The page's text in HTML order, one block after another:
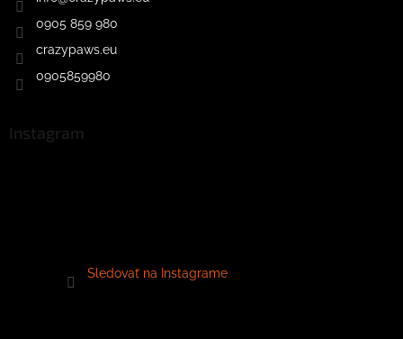
0905 859 980
crazypaws.eu
0905859980
Instagram
Sledovať na Instagrame